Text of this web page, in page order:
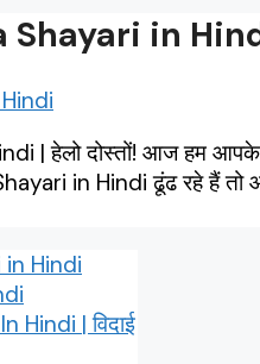
Shayari in
| हेलो दोस्तों! आज हम
in Hindi ढूंढ रहे हैं तो
in Hindi
Hindi | विदाई